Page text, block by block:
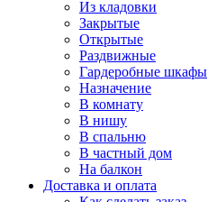
Из кладовки
Закрытые
Открытые
Раздвижные
Гардеробные шкафы
Назначение
В комнату
В нишу
В спальню
В частный дом
На балкон
Доставка и оплата